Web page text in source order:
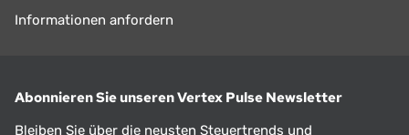
Informationen anfordern
Abonnieren Sie unseren Vertex Pulse Newsletter
Bleiben Sie über die neusten Steuertrends und